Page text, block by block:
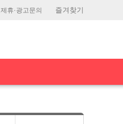
즐겨찾기
제휴·광고문의